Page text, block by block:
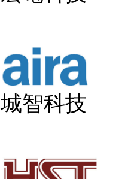
城智科技